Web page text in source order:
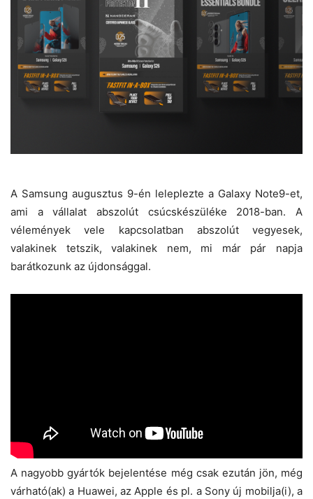
A Samsung augusztus 9-én leleplezte a Galaxy Note9-et,
ami a vállalat abszolút csúcskészüléke 2018-ban. A
vélemények vele kapcsolatban abszolút vegyesek,
valakinek tetszik, valakinek nem, mi már pár napja
barátkozunk az újdonsággal.
A nagyobb gyártók bejelentése még csak ezután jön, még
várható(ak) a Huawei, az Apple és pl. a Sony új mobilja(i), a